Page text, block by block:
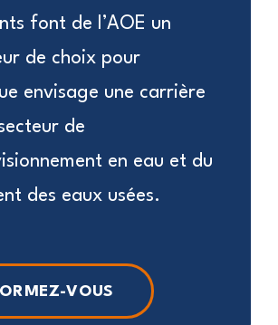
font de l’AOE un
de choix pour
envisage une carrière
de
en eau et du
des eaux usées.
VOUS